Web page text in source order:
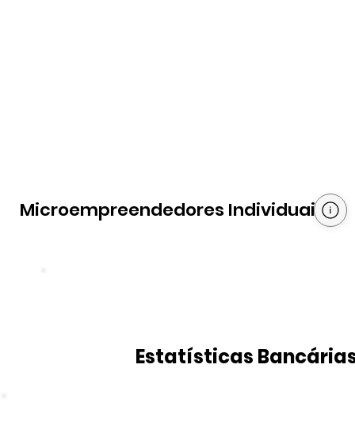
Microempreendedores Individuais
Estatísticas